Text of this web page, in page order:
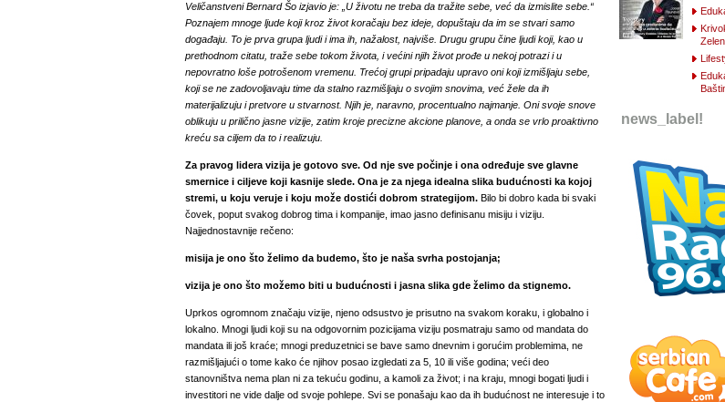
Veličanstveni Bernard Šo izjavio je: „U životu ne treba da tražite sebe, već da izmislite sebe.“
Poznajem mnoge ljude koji kroz život koračaju bez ideje, dopuštaju da im se stvari samo
događaju. To je prva grupa ljudi i ima ih, nažalost, najviše. Drugu grupu čine ljudi koji, kao u
prethodnom citatu, traže sebe tokom života, i većini njih život prođe u nekoj potrazi i u
nepovratno loše potrošenom vremenu. Trećoj grupi pripadaju upravo oni koji izmišljaju sebe,
koji se ne zadovoljavaju time da stalno razmišljaju o svojim snovima, već žele da ih
materijalizuju i pretvore u stvarnost. Njih je, naravno, procentualno najmanje. Oni svoje snove
oblikuju u prilično jasne vizije, zatim kroje precizne akcione planove, a onda se vrlo proaktivno
kreću sa ciljem da to i realizuju.
Za pravog lidera vizija je gotovo sve. Od nje sve počinje i ona određuje sve glavne
smernice i ciljeve koji kasnije slede. Ona je za njega idealna slika budućnosti ka kojoj
stremi, u koju veruje i koju može dostići dobrom strategijom. Bilo bi dobro kada bi svaki
čovek, poput svakog dobrog tima i kompanije, imao jasno definisanu misiju i viziju.
Najjednostavnije rečeno:
misija je ono što želimo da budemo, što je naša svrha postojanja;
vizija je ono što možemo biti u budućnosti i jasna slika gde želimo da stignemo.
Uprkos ogromnom značaju vizije, njeno odsustvo je prisutno na svakom koraku, i globalno i
lokalno. Mnogi ljudi koji su na odgovornim pozicijama viziju posmatraju samo od mandata do
mandata ili još kraće; mnogi preduzetnici se bave samo dnevnim i gorućim problemima, ne
razmišljajući o tome kako će njihov posao izgledati za 5, 10 ili više godina; veći deo
stanovništva nema plan ni za tekuću godinu, a kamoli za život; i na kraju, mnogi bogati ljudi i
investitori ne vide dalje od svoje pohlepe. Svi se ponašaju kao da ih budućnost ne interesuje i to
news_label!